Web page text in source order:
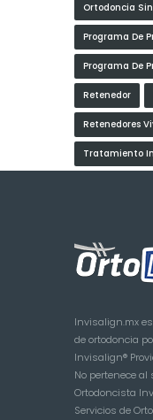
Ortodoncia
Programa De
Programa De
Retenedor
Retenedores
Tratamiento
Invisalign.mx
de ortodoncia
Invisalign®
No pertenece
Ortodoncista
Servicios de